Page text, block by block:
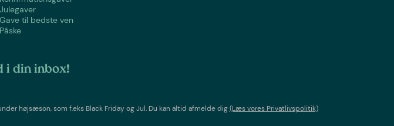
Julegaver
Gave til bedste ven
Påske
i din inbox!
højsæson, som f.eks Black Friday og Jul. Du kan altid afmelde dig(Læs vores Privatlivspolitik)